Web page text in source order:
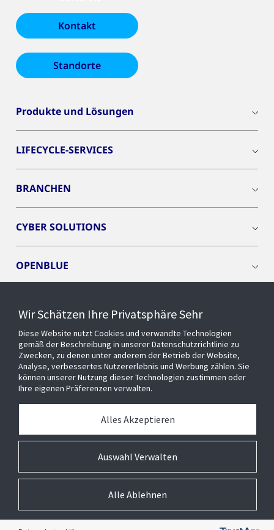
Kontakt
Standorte
Produkte und Lösungen
LIFECYCLE-SERVICES
BRANCHEN
CYBER SOLUTIONS
OPENBLUE
EVENTS
Über uns
© 2026 Johnson Controls Inc. All rights reserved.
Wir Schätzen Ihre Privatsphäre Sehr
Diese Website nutzt Cookies und verwandte Technologien
gemäß der Beschreibung in unserer Datenschutzrichtlinie zu
Zwecken, zu denen unter anderem der Betrieb der Website,
Analyse, verbessertes Nutzererlebnis und Werbung zählen. Sie
können unserer Nutzung dieser Technologien zustimmen oder
Ihre eigenen Präferenzen verwalten.
Auswahl Verwalten
Alles Akzeptieren
Alle Ablehnen
Impressum